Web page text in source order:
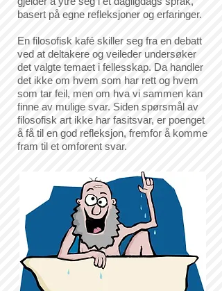
basert på egne refleksjoner og erfaringer.
En filosofisk kafé skiller seg fra en debatt
ved at deltakere og veileder undersøker
det valgte temaet i fellesskap. Da handler
det ikke om hvem som har rett og hvem
som tar feil, men om hva vi sammen kan
finne av mulige svar. Siden spørsmål av
filosofisk art ikke har fasitsvar, er poenget
å få til en god refleksjon, fremfor å komme
fram til et omforent svar.